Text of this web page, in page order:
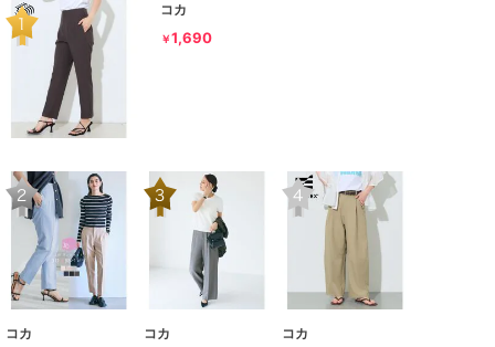
コカ
￥1,690
コカ コカ コカ